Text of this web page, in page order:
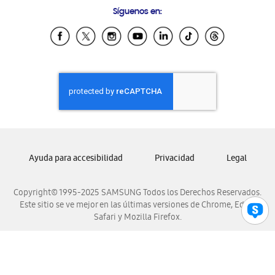
Samsung Ecuador
Samsung El Salvador
Samsung Honduras
Samsung Nicaragua
Samsung Panamá
Samsung Venezuela
Síguenos en:
Copyright© 1995-2025 SAMSUNG Todos los Derechos Reservados.
Este sitio se ve mejor en las últimas versiones de Chrome, Edge,
Safari y Mozilla Firefox.
Ayuda para accesibilidad Privacidad Legal